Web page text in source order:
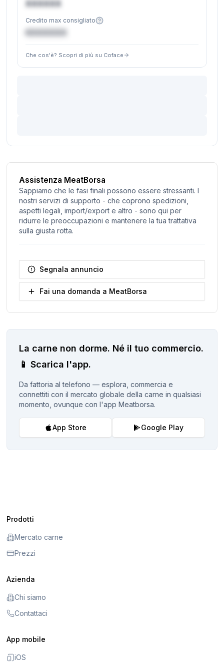
XXXXXX
Credito max consigliato
€XXXXXX
Che cos'è? Scopri di più su Coface
Assistenza MeatBorsa
Sappiamo che le fasi finali possono essere stressanti. I
nostri servizi di supporto - che coprono spedizioni,
aspetti legali, import/export e altro - sono qui per
ridurre le preoccupazioni e mantenere la tua trattativa
sulla giusta rotta.
Segnala annuncio
Fai una domanda a MeatBorsa
La carne non dorme. Né il tuo commercio.
📱Scarica l'app.
Da fattoria al telefono — esplora, commercia e
connettiti con il mercato globale della carne in qualsiasi
momento, ovunque con l'app Meatborsa.
App Store Google Play
Prodotti
Mercato carne
Prezzi
Azienda
Chi siamo
Contattaci
App mobile
iOS